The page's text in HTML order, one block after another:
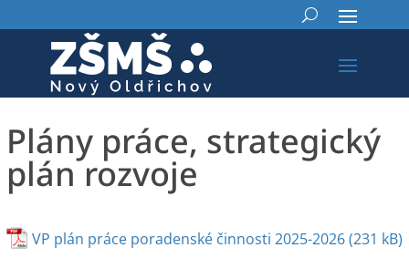
Plány práce, strategický
plán rozvoje
VP plán práce poradenské činnosti 2025-2026